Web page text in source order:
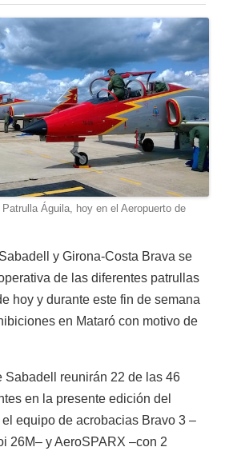
Patrulla Águila, hoy en el Aeropuerto de
y Girona-Costa Brava se
de las diferentes patrullas
hoy y durante este fin de semana
en Mataró con motivo de
Sabadell reunirán 22 de las 46
en la presente edición del
equipo de acrobacias Bravo 3 –
26M– y AeroSPARX –con 2